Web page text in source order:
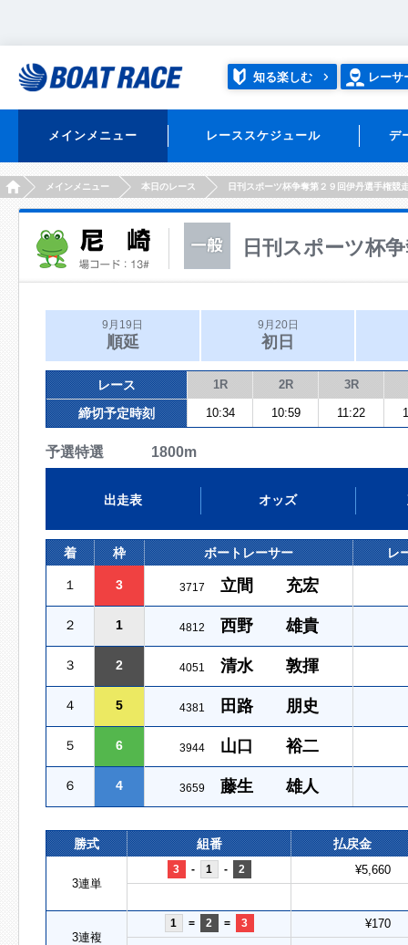
知る楽しむ レーサ
メインメニュー レーススケジュール デ
HOMEメインメニュー 本日のレース 日刊スポーツ杯争奪第２９回伊丹選手権競
日刊スポーツ杯
9月19日
順延
9月20日
初日
レース 1R 2R 3R
締切予定時刻 10:34 10:59 11:22
予選特選 1800m
出走表 オッズ
着 枠 ボートレーサー レ
１ 3 3717 立間 充宏
２ 1 4812 西野 雄貴
３ 2 4051 清水 敦揮
４ 5 4381 田路 朋史
５ 6 3944 山口 裕二
６ 4 3659 藤生 雄人
勝式 組番 払戻金
3連単
3 - 1 - 2 ¥5,660
3連複
1 = 2 = 3 ¥170